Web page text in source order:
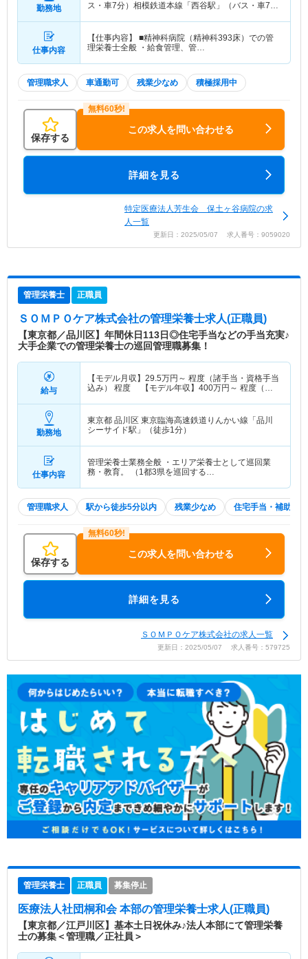
勤務地
ス・車7分）相模鉄道本線「西谷駅」（バス・車7
仕事内容
【仕事内容】 ■精神科病院（精神科393床）での管
理栄養士全般 ・給食管理、管…
管理職求人 車通勤可 残業少なめ 積極採用中
保存する
この求人を問い合わせる
詳細を見る
特定医療法人芳生会 保土ヶ谷病院の求
人一覧
更新日：2025/05/07 求人番号：9059020
管理栄養士 正職員
ＳＯＭＰＯケア株式会社の管理栄養士求人(正職員)
【東京都／品川区】年間休日113日◎住宅手当などの手当充実♪
大手企業での管理栄養士の巡回管理職募集！
給与
【モデル月収】 29.5万円～ 程度（諸手当・資格手当
込み） 程度 【モデル年収】 400万円～ 程度（諸
勤務地
東京都 品川区 東京臨海高速鉄道りんかい線「品川
シーサイド駅」（徒歩1分）
仕事内容
管理栄養士業務全般 ・エリア栄養士として巡回業
務・教育。 （1都3県を巡回する…
管理職求人 駅から徒歩5分以内 残業少なめ 住宅手当・補助
保存する
この求人を問い合わせる
詳細を見る
ＳＯＭＰＯケア株式会社の求人一覧
更新日：2025/05/07 求人番号：579725
管理栄養士 正職員 募集停止
医療法人社団桐和会 本部の管理栄養士求人(正職員)
【東京都／江戸川区】基本土日祝休み♪法人本部にて管理栄養
士の募集＜管理職／正社員＞